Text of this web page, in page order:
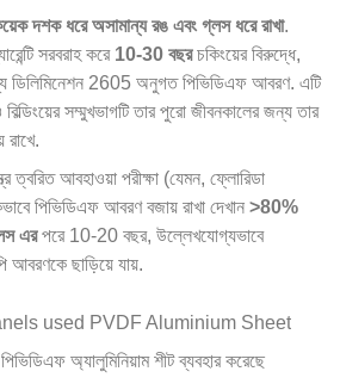
দশক ধরে অসামান্য রঙ এবং গ্লস ধরে রাখা.
সরবরাহ করে 10-30 বছরচকিংয়ের বিরুদ্ধে,
ডিলিমিনেশন 2605 অনুগত পিভিডিএফ আবরণ. এটি
সম্মুখভাগটি তার পুরো জীবনকালের জন্য তার
রাখে.
ত্বরিত আবহাওয়া পরীক্ষা (যেমন, ফ্লোরিডা
পিভিডিএফ আবরণ বজায় রাখা দেখান >80%
এরপরে 10-20 বছর, উল্লেখযোগ্যভাবে
আবরণকে ছাড়িয়ে যায়.
অ্যালুমিনিয়াম শীট ব্যবহার করেছে